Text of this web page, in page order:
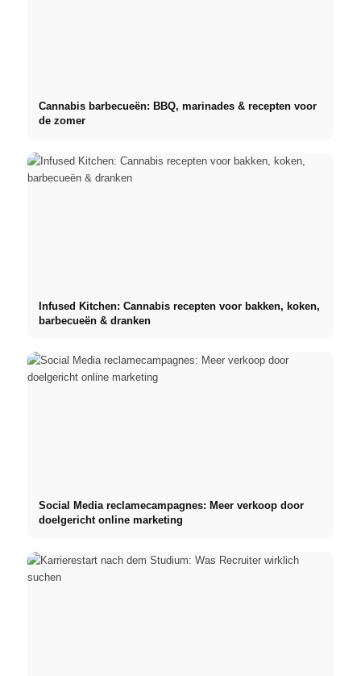
Cannabis barbecueën: BBQ, marinades & recepten voor
de zomer
Infused Kitchen: Cannabis recepten voor bakken, koken,
barbecueën & dranken
Social Media reclamecampagnes: Meer verkoop door
doelgericht online marketing